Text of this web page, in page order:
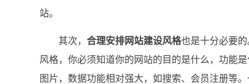
站。
其次，合理安排网站建设风格也是十分必要
风格，你必须知道你的网站的目的是什么，功能
图片，数据功能相对强大，如搜索、会员注册等